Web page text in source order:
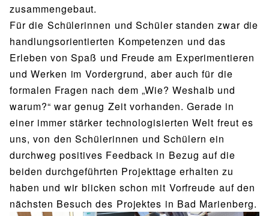
zusammengebaut.
Für die Schülerinnen und Schüler standen zwar die
handlungsorientierten Kompetenzen und das
Erleben von Spaß und Freude am Experimentieren
und Werken im Vordergrund, aber auch für die
formalen Fragen nach dem „Wie? Weshalb und
warum?“ war genug Zeit vorhanden. Gerade in
einer immer stärker technologisierten Welt freut es
uns, von den Schülerinnen und Schülern ein
durchweg positives Feedback in Bezug auf die
beiden durchgeführten Projekttage erhalten zu
haben und wir blicken schon mit Vorfreude auf den
nächsten Besuch des Projektes in Bad Marienberg.